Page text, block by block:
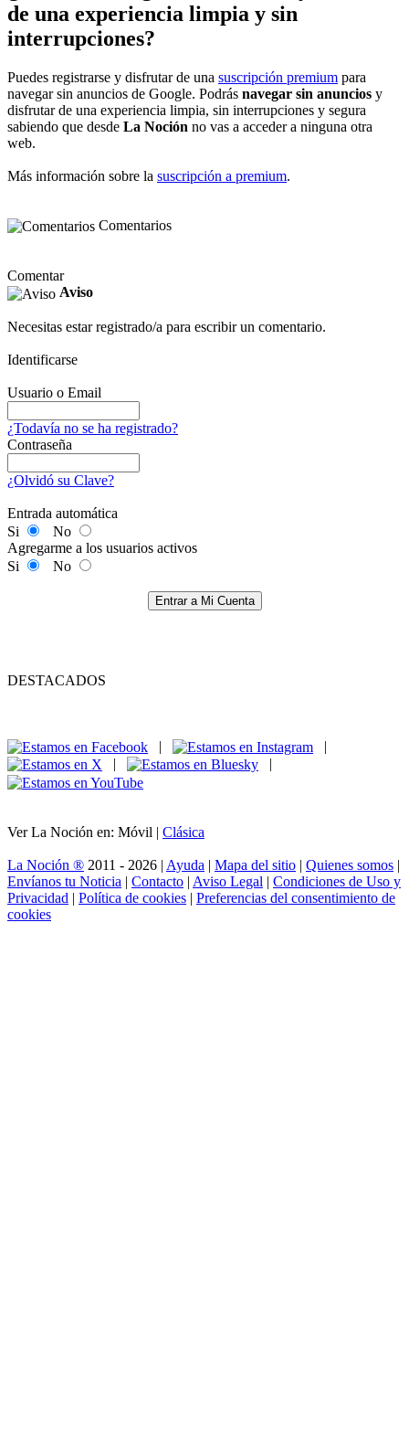
de una experiencia limpia y sin
interrupciones?
Puedes registrarse y disfrutar de una suscripción premium para
navegar sin anuncios de Google. Podrás navegar sin anuncios y
disfrutar de una experiencia limpia, sin interrupciones y segura
sabiendo que desde La Noción no vas a acceder a ninguna otra
web.
Más información sobre la suscripción a premium.
Comentarios
Comentar
Aviso
Necesitas estar registrado/a para escribir un comentario.
Identificarse
Usuario o Email
¿Todavía no se ha registrado?
Contraseña
¿Olvidó su Clave?
Entrada automática
Si
No
Agregarme a los usuarios activos
Si
No
Entrar a Mi Cuenta
DESTACADOS
|
|
|
|
Ver La Noción en: Móvil | Clásica
La Noción ® 2011 - 2026 | Ayuda | Mapa del sitio | Quienes somos |
Envíanos tu Noticia | Contacto | Aviso Legal | Condiciones de Uso y
Privacidad | Política de cookies | Preferencias del consentimiento de
cookies